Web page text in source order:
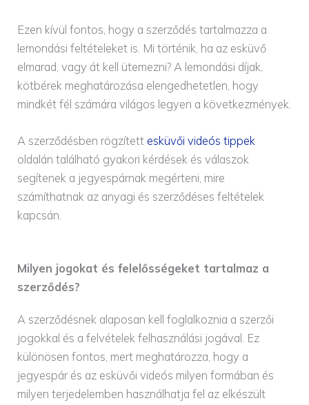
Ezen kívül fontos, hogy a szerződés tartalmazza a
lemondási feltételeket is. Mi történik, ha az esküvő
elmarad, vagy át kell ütemezni? A lemondási díjak,
kötbérek meghatározása elengedhetetlen, hogy
mindkét fél számára világos legyen a következmények.
A szerződésben rögzített esküvői videós tippek
oldalán található gyakori kérdések és válaszok
segítenek a jegyespárnak megérteni, mire
számíthatnak az anyagi és szerződéses feltételek
kapcsán.
Milyen jogokat és felelősségeket tartalmaz a
szerződés?
A szerződésnek alaposan kell foglalkoznia a szerzői
jogokkal és a felvételek felhasználási jogával. Ez
különösen fontos, mert meghatározza, hogy a
jegyespár és az esküvői videós milyen formában és
milyen terjedelemben használhatja fel az elkészült